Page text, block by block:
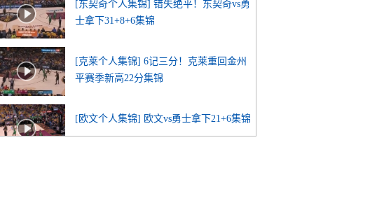
[东契奇个人集锦] 错失绝平！东契奇vs勇
士拿下31+8+6集锦
[克莱个人集锦] 6记三分！克莱重回金州
平赛季新高22分集锦
[欧文个人集锦] 欧文vs勇士拿下21+6集锦